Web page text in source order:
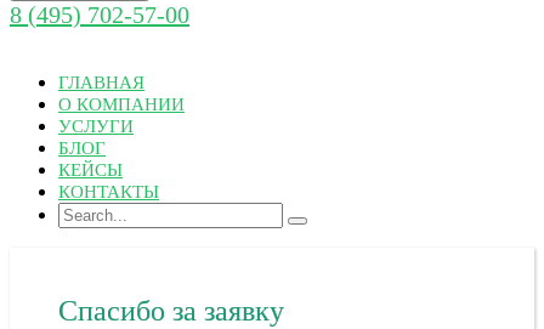
8 (495) 702-57-00
ГЛАВНАЯ
О КОМПАНИИ
УСЛУГИ
БЛОГ
КЕЙСЫ
КОНТАКТЫ
Спасибо за заявку